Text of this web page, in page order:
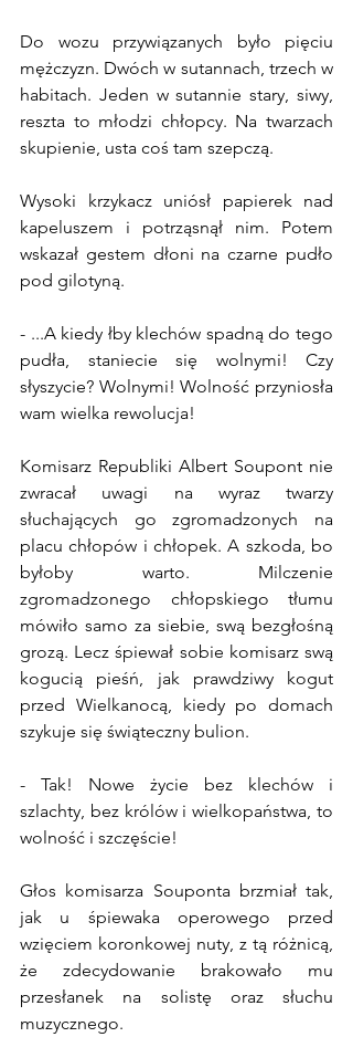
Do wozu przywiązanych było pięciu
mężczyzn. Dwóch w sutannach, trzech w
habitach. Jeden w sutannie stary, siwy,
reszta to młodzi chłopcy. Na twarzach
skupienie, usta coś tam szepczą.
Wysoki krzykacz uniósł papierek nad
kapeluszem i potrząsnął nim. Potem
wskazał gestem dłoni na czarne pudło
pod gilotyną.
- ...A kiedy łby klechów spadną do tego
pudła, staniecie się wolnymi! Czy
słyszycie? Wolnymi! Wolność przyniosła
wam wielka rewolucja!
Komisarz Republiki Albert Soupont nie
zwracał uwagi na wyraz twarzy
słuchających go zgromadzonych na
placu chłopów i chłopek. A szkoda, bo
byłoby warto. Milczenie
zgromadzonego chłopskiego tłumu
mówiło samo za siebie, swą bezgłośną
grozą. Lecz śpiewał sobie komisarz swą
kogucią pieśń, jak prawdziwy kogut
przed Wielkanocą, kiedy po domach
szykuje się świąteczny bulion.
- Tak! Nowe życie bez klechów i
szlachty, bez królów i wielkopaństwa, to
wolność i szczęście!
Głos komisarza Souponta brzmiał tak,
jak u śpiewaka operowego przed
wzięciem koronkowej nuty, z tą różnicą,
że zdecydowanie brakowało mu
przesłanek na solistę oraz słuchu
muzycznego.